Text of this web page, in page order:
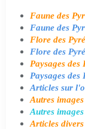
Faune des
Faune des
Flore des
Flore des
Paysages des
Paysages des
Articles sur
Autres
Autres images
Articles divers